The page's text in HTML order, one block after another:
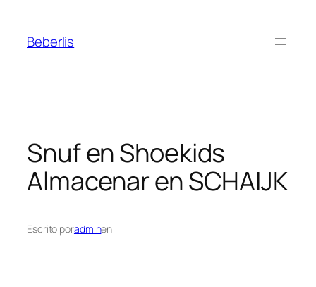
Beberlis
Snuf en Shoekids
Almacenar en SCHAIJK
Escrito poradminen